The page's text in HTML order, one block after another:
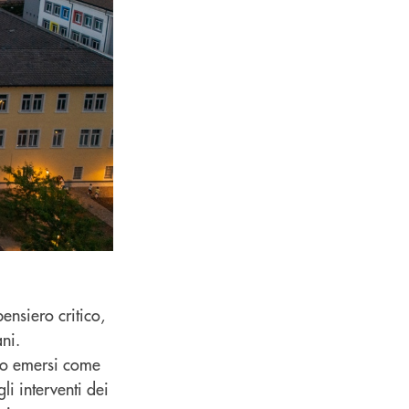
critico,
emersi come
interventi dei